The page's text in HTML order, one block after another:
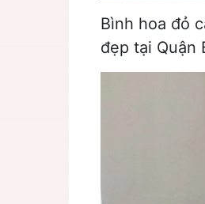
Bình hoa đỏ
đẹp tại Quận